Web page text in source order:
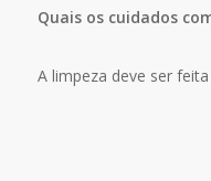
Quais os cuidados
A limpeza deve ser